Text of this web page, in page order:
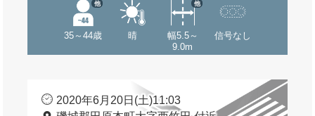
35～44歳
他
晴
幅5.5～
9.0m
他
信号なし
2020年6月20日(土)11:03